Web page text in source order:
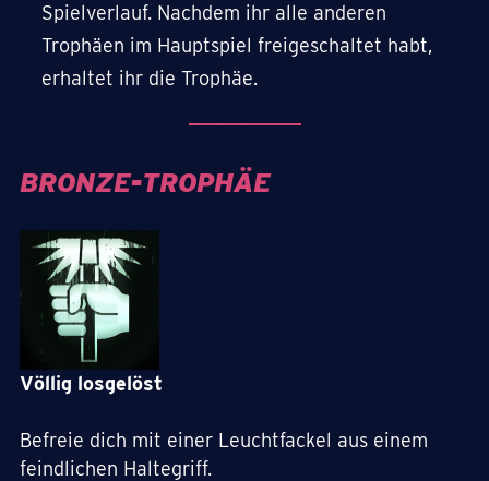
Spielverlauf. Nachdem ihr alle anderen
Trophäen im Hauptspiel freigeschaltet habt,
erhaltet ihr die Trophäe.
BRONZE-TROPHÄE
Völlig losgelöst
Befreie dich mit einer Leuchtfackel aus einem
feindlichen Haltegriff.